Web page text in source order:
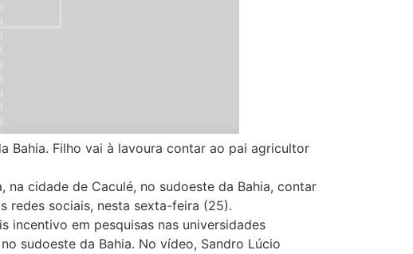
Bahia. Filho vai à lavoura contar ao pai agricultor
cidade de Caculé, no sudoeste da Bahia, contar
redes sociais, nesta sexta-feira (25).
incentivo em pesquisas nas universidades
sudoeste da Bahia. No vídeo, Sandro Lúcio